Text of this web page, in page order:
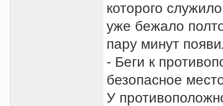
которого
уже бежало
пару минут
- Беги к
безопасное
У